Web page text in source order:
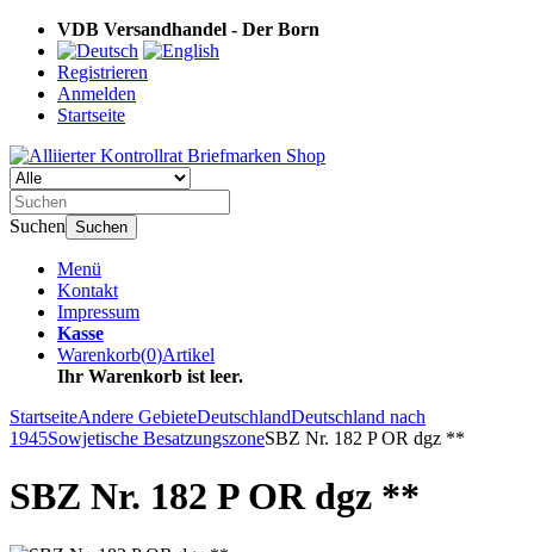
VDB Versandhandel - Der Born
Registrieren
Anmelden
Startseite
Suchen Suchen
Menü
Kontakt
Impressum
Kasse
Warenkorb(0)Artikel
Ihr Warenkorb ist leer.
StartseiteAndere GebieteDeutschlandDeutschland nach
1945Sowjetische BesatzungszoneSBZ Nr. 182 P OR dgz **
SBZ Nr. 182 P OR dgz **